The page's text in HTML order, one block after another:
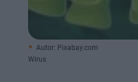
Autor: Pixabay.com
Wirus